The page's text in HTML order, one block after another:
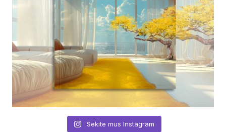
Sekite mus Instagram